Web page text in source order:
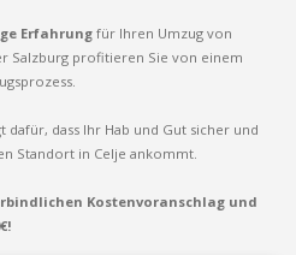
Erfahrung für Ihren Umzug von
Salzburg profitieren Sie von einem
dafür, dass Ihr Hab und Gut sicher und
Standort in Celje ankommt.
Kostenvoranschlag und